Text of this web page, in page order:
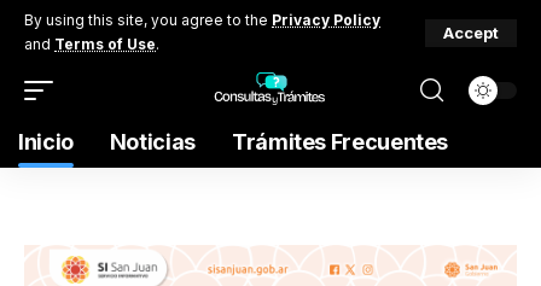
By using this site, you agree to the Privacy Policy
and Terms of Use.
Accept
Inicio Noticias Trámites Frecuentes